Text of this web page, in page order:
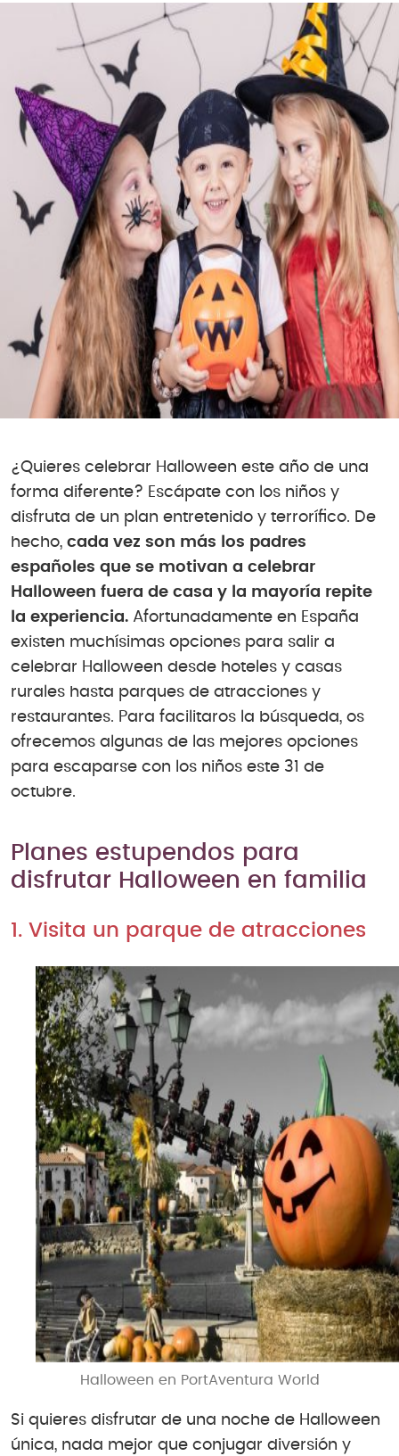
¿Quieres celebrar Halloween este año de una
forma diferente? Escápate con los niños y
disfruta de un plan entretenido y terrorífico. De
hecho, cada vez son más los padres
españoles que se motivan a celebrar
Halloween fuera de casa y la mayoría repite
la experiencia. Afortunadamente en España
existen muchísimas opciones para salir a
celebrar Halloween desde hoteles y casas
rurales hasta parques de atracciones y
restaurantes. Para facilitaros la búsqueda, os
ofrecemos algunas de las mejores opciones
para escaparse con los niños este 31 de
octubre.
Planes estupendos para
disfrutar Halloween en familia
1. Visita un parque de atracciones
Halloween en PortAventura World
Si quieres disfrutar de una noche de Halloween
única, nada mejor que conjugar diversión y